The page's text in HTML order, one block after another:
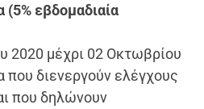
(5% εβδομαδιαία
2020 μέχρι 02 Οκτωβρίου
που διενεργούν ελέγχους
που δηλώνουν